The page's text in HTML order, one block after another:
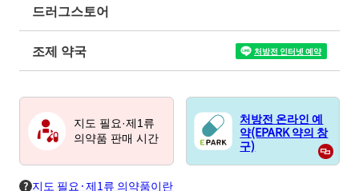
드러그스토어
조제 약국 처방전 인터넷 예약
지도 필요·제1류
의약품 판매 시간
처방전 온라인 예
약(EPARK 약의 창
구)
지도 필요·제1류 의약품이란